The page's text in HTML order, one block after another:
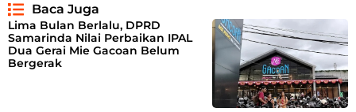
Baca Juga
Lima Bulan Berlalu, DPRD
Samarinda Nilai Perbaikan IPAL
Dua Gerai Mie Gacoan Belum
Bergerak